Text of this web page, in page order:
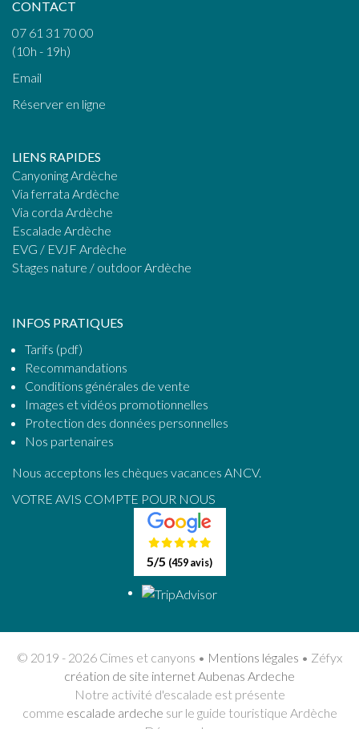
CONTACT
07 61 31 70 00
(10h - 19h)
Email
Réserver en ligne
LIENS RAPIDES
Canyoning Ardèche
Via ferrata Ardèche
Via corda Ardèche
Escalade Ardèche
EVG / EVJF Ardèche
Stages nature / outdoor Ardèche
INFOS PRATIQUES
Tarifs (pdf)
Recommandations
Conditions générales de vente
Images et vidéos promotionnelles
Protection des données personnelles
Nos partenaires
Nous acceptons les chèques vacances ANCV.
VOTRE AVIS COMPTE POUR NOUS
5/5 (459 avis)
© 2019 - 2026 Cimes et canyons • Mentions légales • Zéfyx
création de site internet Aubenas Ardeche
Notre activité d'escalade est présente
comme escalade ardeche sur le guide touristique Ardèche